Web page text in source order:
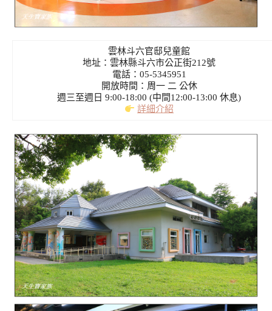
雲林斗六官邸兒童館
地址：雲林縣斗六市公正街212號
電話：05-5345951
開放時間：周一 二 公休
週三至週日 9:00-18:00 (中間12:00-13:00 休息)
詳細介紹